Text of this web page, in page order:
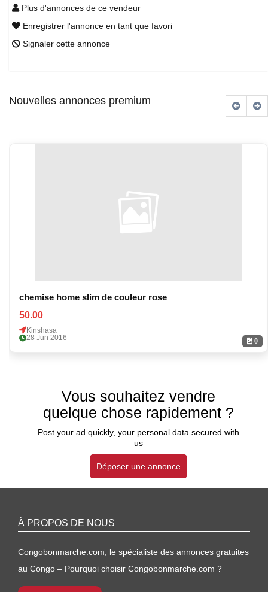
Plus d'annonces de ce vendeur
Enregistrer l'annonce en tant que favori
Signaler cette annonce
Nouvelles annonces premium
0
chemise home slim de couleur rose
50.00
Kinshasa
28 Jun 2016
Vous souhaitez vendre
quelque chose rapidement ?
Post your ad quickly, your personal data secured with
us
Déposer une annonce
À PROPOS DE NOUS
Congobonmarche.com, le spécialiste des annonces gratuites
au Congo – Pourquoi choisir Congobonmarche.com ?